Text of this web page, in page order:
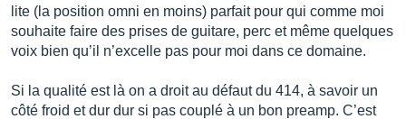
lite (la position omni en moins) parfait pour qui comme moi
souhaite faire des prises de guitare, perc et même quelques
voix bien qu’il n’excelle pas pour moi dans ce domaine.
Si la qualité est là on a droit au défaut du 414, à savoir un
côté froid et dur dur si pas couplé à un bon preamp. C’est